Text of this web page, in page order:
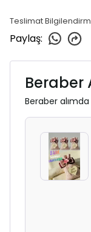
Teslimat
Paylaş:
Beraber
Beraber alımda